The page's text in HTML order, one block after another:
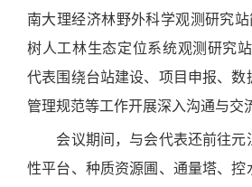
南大理经济林野外科学观测研究站
树人工林生态定位系统观测研究
代表围绕台站建设、项目申报、数
管理规范等工作开展深入沟通与交
会议期间，与会代表还前往元
性平台、种质资源圃、通量塔、控